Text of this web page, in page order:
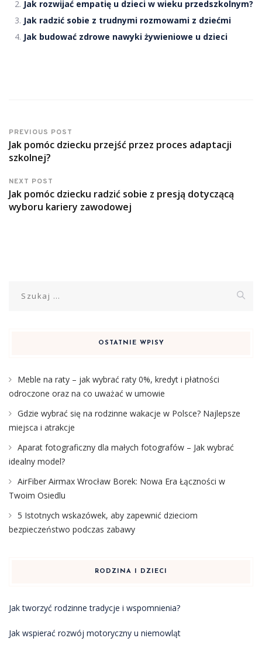
Jak rozwijać empatię u dzieci w wieku przedszkolnym?
Jak radzić sobie z trudnymi rozmowami z dziećmi
Jak budować zdrowe nawyki żywieniowe u dzieci
PREVIOUS POST
Jak pomóc dziecku przejść przez proces adaptacji
szkolnej?
NEXT POST
Jak pomóc dziecku radzić sobie z presją dotyczącą
wyboru kariery zawodowej
OSTATNIE WPISY
Meble na raty – jak wybrać raty 0%, kredyt i płatności
odroczone oraz na co uważać w umowie
Gdzie wybrać się na rodzinne wakacje w Polsce? Najlepsze
miejsca i atrakcje
Aparat fotograficzny dla małych fotografów – Jak wybrać
idealny model?
AirFiber Airmax Wrocław Borek: Nowa Era Łączności w
Twoim Osiedlu
5 Istotnych wskazówek, aby zapewnić dzieciom
bezpieczeństwo podczas zabawy
RODZINA I DZIECI
Jak tworzyć rodzinne tradycje i wspomnienia?
Jak wspierać rozwój motoryczny u niemowląt